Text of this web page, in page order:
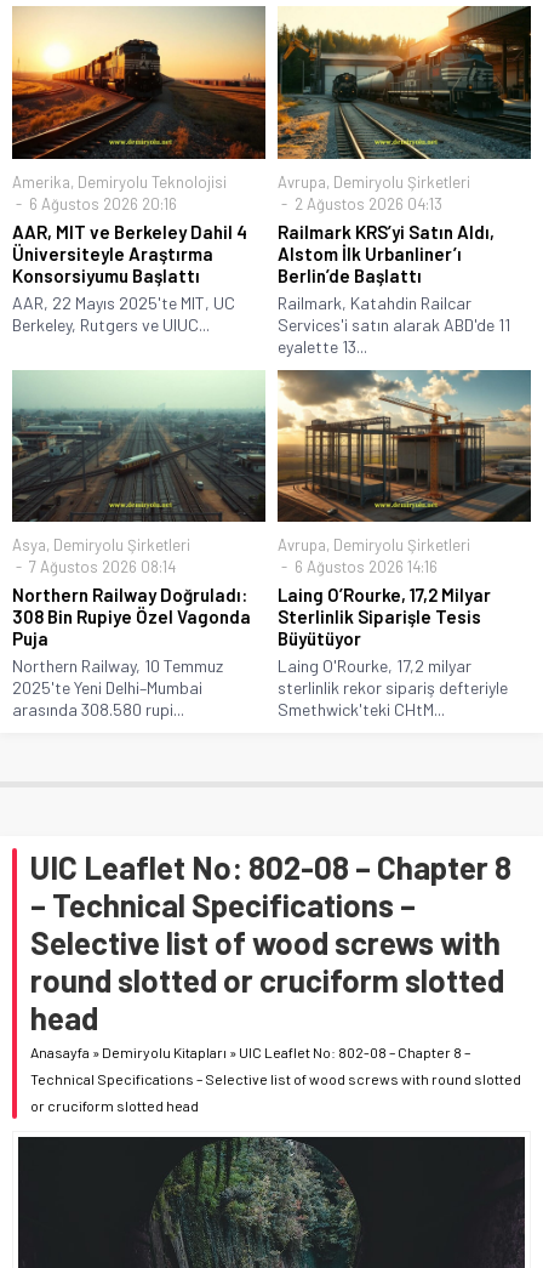
Amerika, Demiryolu Teknolojisi
6 Ağustos 2026 20:16
AAR, MIT ve Berkeley Dahil 4
Üniversiteyle Araştırma
Konsorsiyumu Başlattı
AAR, 22 Mayıs 2025'te MIT, UC
Berkeley, Rutgers ve UIUC...
Avrupa, Demiryolu Şirketleri
2 Ağustos 2026 04:13
Railmark KRS’yi Satın Aldı,
Alstom İlk Urbanliner’ı
Berlin’de Başlattı
Railmark, Katahdin Railcar
Services'i satın alarak ABD'de 11
eyalette 13...
Asya, Demiryolu Şirketleri
7 Ağustos 2026 08:14
Northern Railway Doğruladı:
308 Bin Rupiye Özel Vagonda
Puja
Northern Railway, 10 Temmuz
2025'te Yeni Delhi–Mumbai
arasında 308.580 rupi...
Avrupa, Demiryolu Şirketleri
6 Ağustos 2026 14:16
Laing O’Rourke, 17,2 Milyar
Sterlinlik Siparişle Tesis
Büyütüyor
Laing O'Rourke, 17,2 milyar
sterlinlik rekor sipariş defteriyle
Smethwick'teki CHtM...
UIC Leaflet No: 802-08 – Chapter 8
– Technical Specifications –
Selective list of wood screws with
round slotted or cruciform slotted
head
Anasayfa » Demiryolu Kitapları » UIC Leaflet No: 802-08 – Chapter 8 –
Technical Specifications – Selective list of wood screws with round slotted
or cruciform slotted head